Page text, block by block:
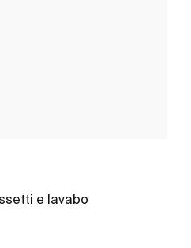
e lavabo